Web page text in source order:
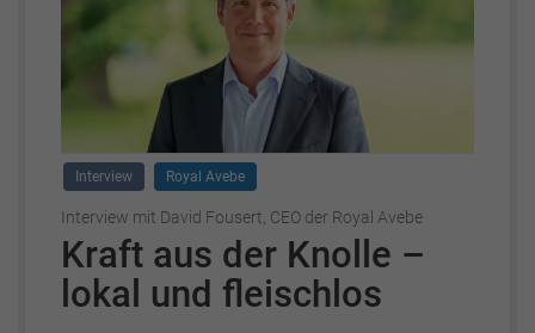
Interview Royal Avebe
Interview mit David Fousert, CEO der Royal Avebe
Kraft aus der Knolle –
lokal und fleischlos